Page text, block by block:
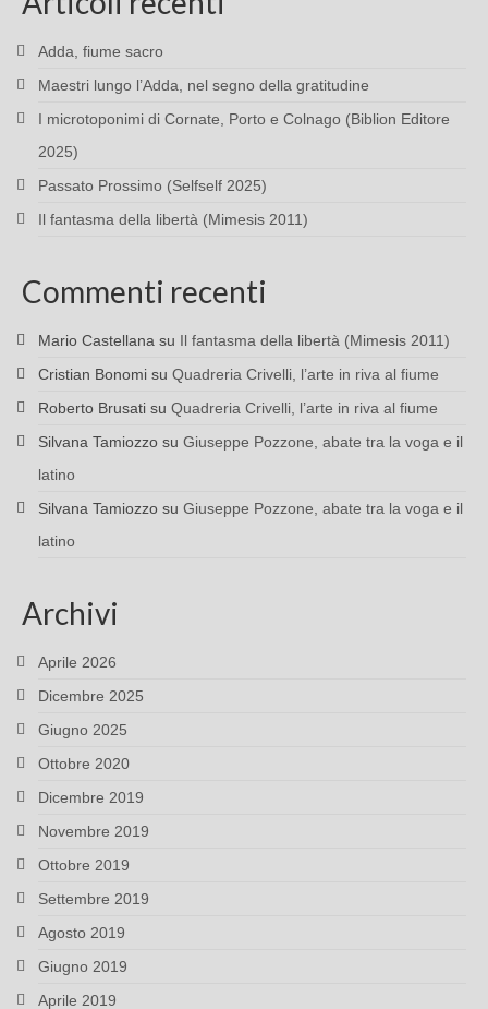
Adda, fiume sacro
Maestri lungo l’Adda, nel segno della gratitudine
I microtoponimi di Cornate, Porto e Colnago (Biblion Editore
2025)
Passato Prossimo (Selfself 2025)
Il fantasma della libertà (Mimesis 2011)
Commenti recenti
Mario Castellana su Il fantasma della libertà (Mimesis 2011)
Cristian Bonomi su Quadreria Crivelli, l’arte in riva al fiume
Roberto Brusati su Quadreria Crivelli, l’arte in riva al fiume
Silvana Tamiozzo su Giuseppe Pozzone, abate tra la voga e il
latino
Silvana Tamiozzo su Giuseppe Pozzone, abate tra la voga e il
latino
Archivi
Aprile 2026
Dicembre 2025
Giugno 2025
Ottobre 2020
Dicembre 2019
Novembre 2019
Ottobre 2019
Settembre 2019
Agosto 2019
Giugno 2019
Aprile 2019